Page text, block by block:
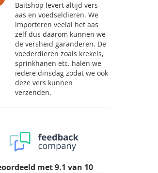
Baitshop levert altijd vers
aas en voedseldieren. We
importeren veelal het aas
zelf dus daarom kunnen we
de versheid garanderen. De
voederdieren zoals krekels,
sprinkhanen etc. halen we
iedere dinsdag zodat we ook
deze vers kunnen
verzenden.
met9.1 van 10